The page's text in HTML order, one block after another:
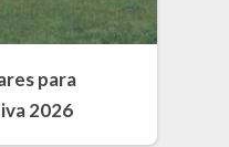
para
2026